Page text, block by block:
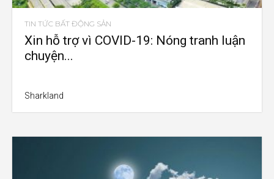
TIN TỨC BẤT ĐỘNG SẢN
Xin hỗ trợ vì COVID-19: Nóng tranh luận
chuyện...
Sharkland